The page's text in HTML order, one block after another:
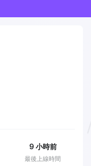
最後上線時間
9 小時前